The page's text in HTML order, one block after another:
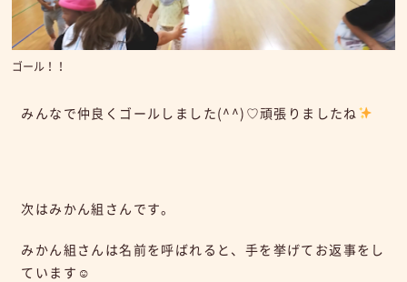
ゴール！！
みんなで仲良くゴールしました(^^)♡頑張りましたね
次はみかん組さんです。
みかん組さんは名前を呼ばれると、手を挙げてお返事をし
ています☺